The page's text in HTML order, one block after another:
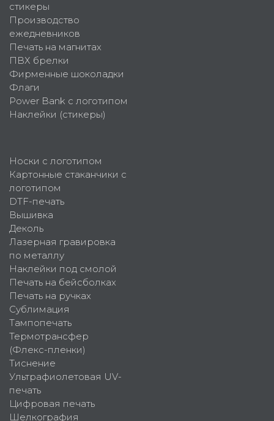
стикеры
Производство
ежедневников
Печать на магнитах
ПВХ брелки
Фирменные шоколадки
Флаги
Power Bank с логотипом
Наклейки (стикеры)
Носки с логотипом
Картонные стаканчики с
логотипом
DTF-печать
Вышивка
Деколь
Лазерная гравировка
по металлу
Наклейки под смолой
Печать на бейсболках
Печать на ручках
Сублимация
Тампопечать
Термотрансфер
(Флекс-пленки)
Тиснение
Ультрафиолетовая UV-
печать
Цифровая печать
Шелкография